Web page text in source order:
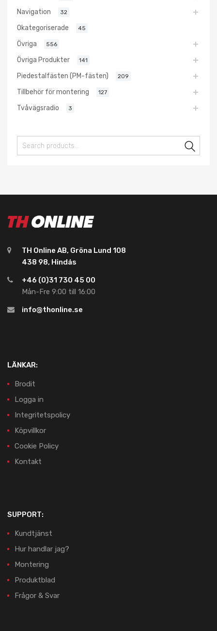
Navigation 32
Okategoriserade 45
Övriga 556
Övriga Produkter 141
Piedestalfästen (PM-fästen) 209
Tillbehör för montering 127
Tvåvägsradio 3
TH Online AB, Gröna Lund 108
438 98, Hindås
+46 (0)31 730 45 00
Mån-Fre 9:00 till 16:00
info@thonline.se
LÄNKAR:
Brodit
Logga in
Integritetspolicy
Köpvillkor
Cookie Policy
Kontakt
SUPPORT:
Kundtjänst
Hur handlar jag?
Montering
Produktblad
Frågor & Svar